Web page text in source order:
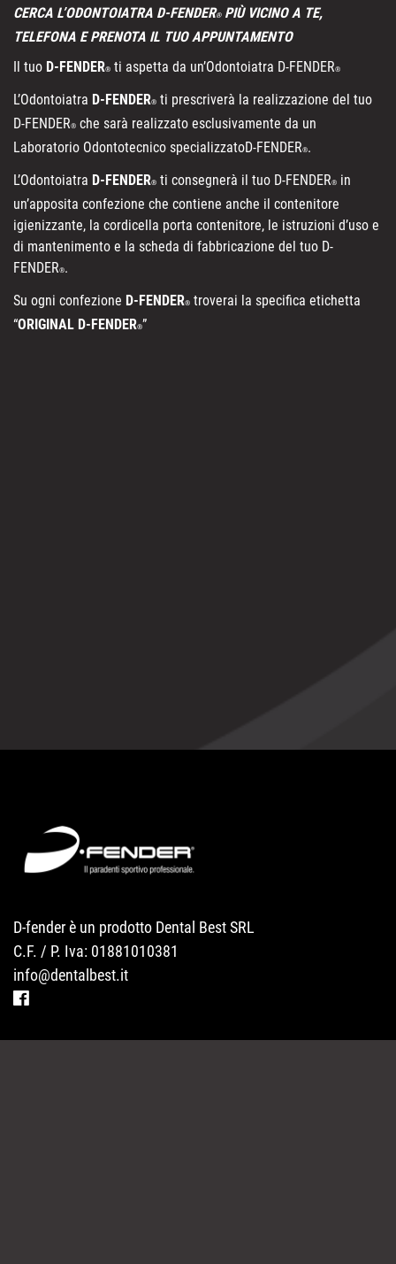
CERCA L’ODONTOIATRA D-FENDER®PIÙ VICINO A TE,
TELEFONA E PRENOTA IL TUO APPUNTAMENTO
Il tuo D-FENDER® ti aspetta da un’Odontoiatra D-FENDER®
L’Odontoiatra D-FENDER® ti prescriverà la realizzazione del tuo
D-FENDER® che sarà realizzato esclusivamente da un
Laboratorio Odontotecnico specializzatoD-FENDER®.
L’Odontoiatra D-FENDER® ti consegnerà il tuo D-FENDER® in
un’apposita confezione che contiene anche il contenitore
igienizzante, la cordicella porta contenitore, le istruzioni d’uso e
di mantenimento e la scheda di fabbricazione del tuo D-
FENDER®.
Su ogni confezione D-FENDER® troverai la specifica etichetta
“ORIGINAL D-FENDER®”
D-fender è un prodotto Dental Best SRL
C.F. / P. Iva: 01881010381
info@dentalbest.it